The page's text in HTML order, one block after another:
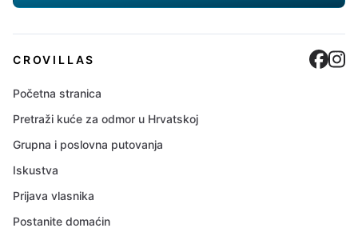
CROVILLAS
Početna stranica
Pretraži kuće za odmor u Hrvatskoj
Grupna i poslovna putovanja
Iskustva
Prijava vlasnika
Postanite domaćin